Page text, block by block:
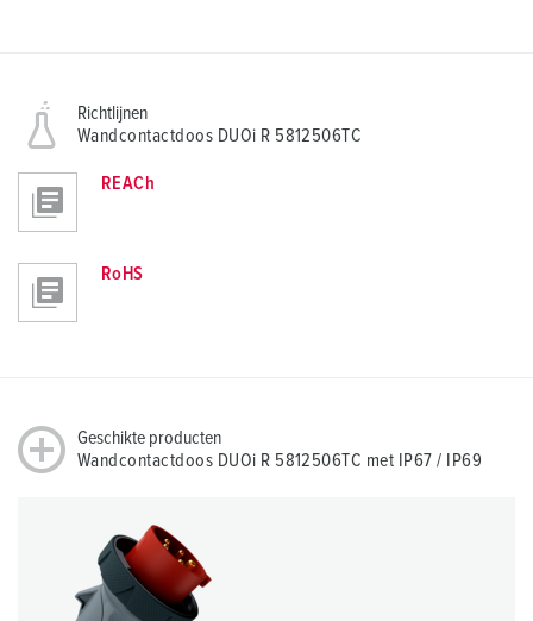
Richtlijnen
Wandcontactdoos DUOi R 5812506TC
REACh
RoHS
Geschikte producten
Wandcontactdoos DUOi R 5812506TC met IP67 / IP69